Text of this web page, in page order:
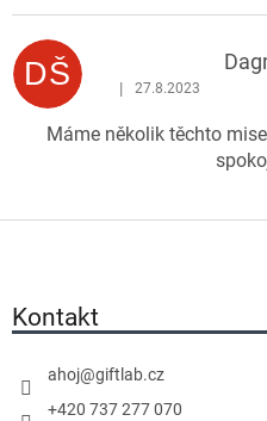
p
i
n
e
n
DŠ
Hodnocení produktu
| 27.8.2023
Máme několik těchto
Kontakt
ahoj@giftlab.cz
+420 737 277 070